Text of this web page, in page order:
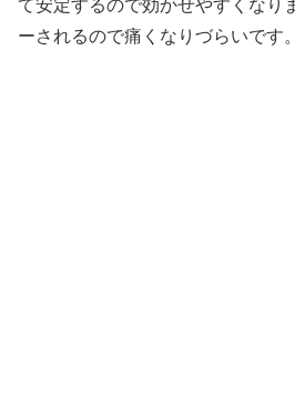
て安定するので効かせやすくなり
ーされるので痛くなりづらいです。